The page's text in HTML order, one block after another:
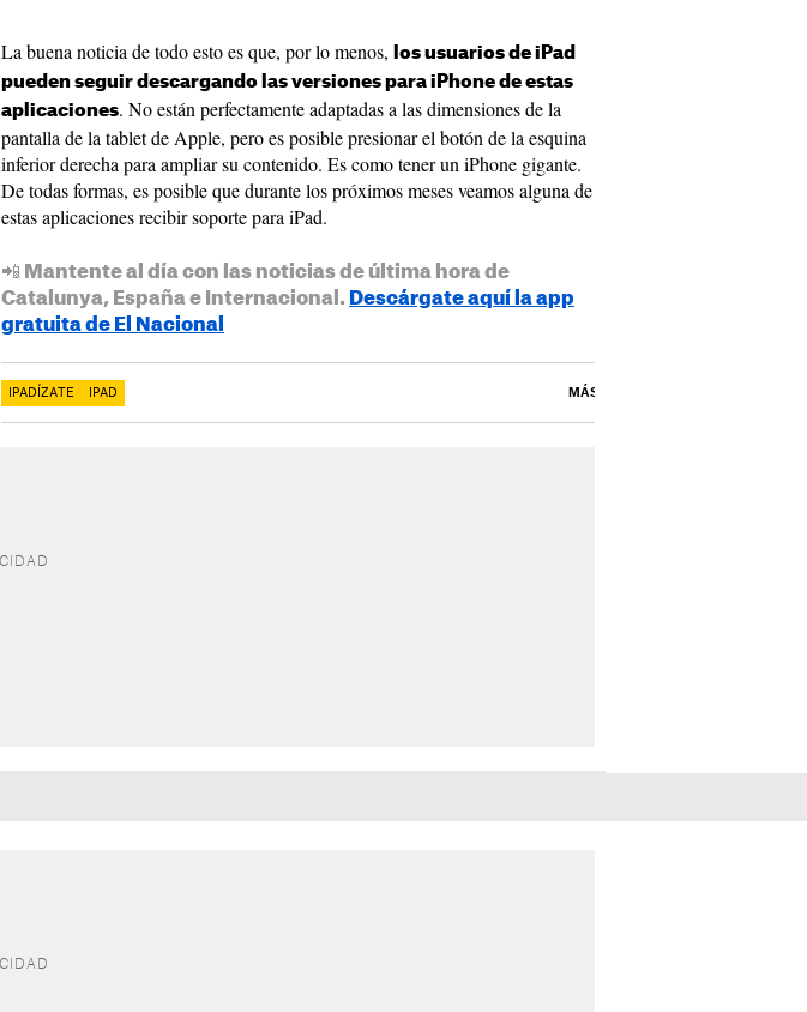
La buena noticia de todo esto es que, por lo menos,
los usuarios de iPad
pueden seguir descargando las versiones para iPhone de estas
aplicaciones. No están perfectamente adaptadas a las dimensiones de la
pantalla de la tablet de Apple, pero es posible presionar el botón de la esquina
inferior derecha para ampliar su contenido. Es como tener un iPhone gigante.
De todas formas, es posible que durante los próximos meses veamos alguna de
estas aplicaciones recibir soporte para iPad.
📲 Mantente al día con las noticias de última hora de
Catalunya, España e Internacional. Descárgate aquí la app
gratuita de El Nacional
IPADÍZATE IPAD MÁS